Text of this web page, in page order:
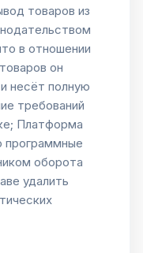
товаров из
в отношении
он
несёт полную
требований
Платформа
программные
оборота
удалить